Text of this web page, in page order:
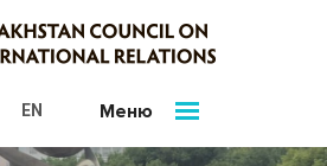
EN Меню